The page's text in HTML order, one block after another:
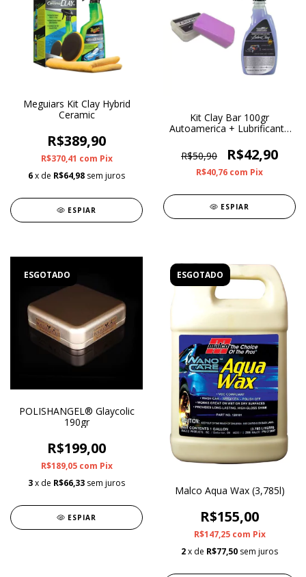
Meguiars Kit Clay Hybrid
Ceramic
R$389,90
R$370,41 com Pix
6x de R$64,98 sem juros
ESPIAR
Kit Clay Bar 100gr
Autoamerica + Lubrificante
R$50,90
R$42,90
R$40,76 com Pix
ESPIAR
ESGOTADO
POLISHANGEL® Glaycolic
190gr
R$199,00
R$189,05 com Pix
3x de R$66,33 sem juros
ESPIAR
ESGOTADO
Malco Aqua Wax (3,785l)
R$155,00
R$147,25 com Pix
2x de R$77,50 sem juros